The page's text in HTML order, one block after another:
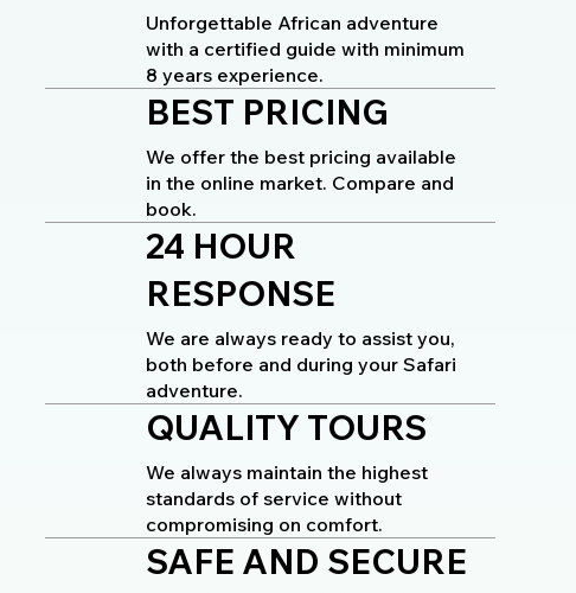
Unforgettable African adventure
with a certified guide with minimum
8 years experience.
BEST PRICING
We offer the best pricing available
in the online market. Compare and
book.
24 HOUR
RESPONSE
We are always ready to assist you,
both before and during your Safari
adventure.
QUALITY TOURS
We always maintain the highest
standards of service without
compromising on comfort.
SAFE AND SECURE